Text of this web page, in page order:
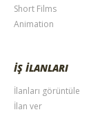
Short Films
Animation
İŞ İLANLARI
İlanları görüntüle
İlan ver